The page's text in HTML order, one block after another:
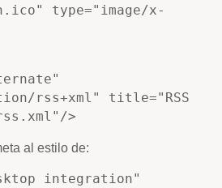
type="image/x-
rss+xml" title="RSS
>
al estilo de:
integration"